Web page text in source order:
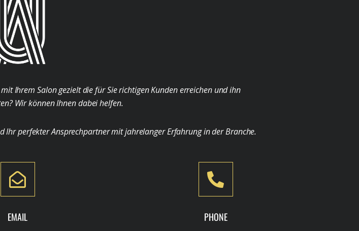
Ihrem Salon gezielt die für Sie richtigen Kunden erreichen und ihn
Wir können Ihnen dabei helfen.
Ihr perfekter Ansprechpartner mit jahrelanger Erfahrung in der Branche.
EMAIL PHONE